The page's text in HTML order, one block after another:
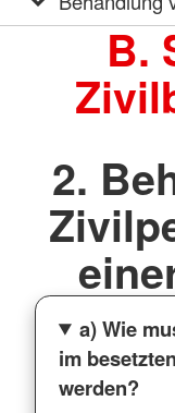
B.
2.
a) Wie
im
werden?